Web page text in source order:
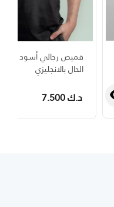
قميص رجالي أسود مع
الحال بالانجليزي
د.ك 7.500